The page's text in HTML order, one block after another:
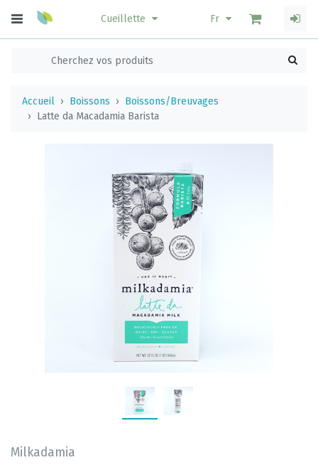
Cueillette Fr
Accueil Boissons
Boissons/Breuvages
Latte da Macadamia Barista
Milkadamia